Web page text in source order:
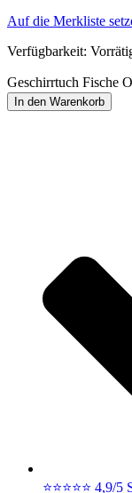
Auf die Merkliste
Verfügbarkeit:
Geschirrtuch Fische
In den Warenkorb
⭐⭐⭐⭐⭐ 4,9/